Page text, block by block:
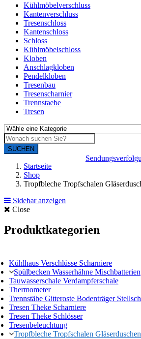
Kühlmöbelverschluss
Kantenverschluss
Tresenschloss
Kantenschloss
Schloss
Kühlmöbelschloss
Kloben
Anschlagkloben
Pendelkloben
Tresenbau
Tresenscharnier
Trennstaebe
Tresen
SUCHEN
Startseite
Shop
Tropfbleche Tropfschalen
Sidebar anzeigen
Close
Produktkategorien
Kühlhaus Verschlüsse Scharniere
Spülbecken Wasserhähne Mischbatterien
Tauwasserschale Verdampferschale
Thermometer
Trennstäbe Gitteroste Bodenträger
Tresen Theke Scharniere
Tresen Theke Schlösser
Tresenbeleuchtung
Tropfbleche Tropfschalen Gläserduschen